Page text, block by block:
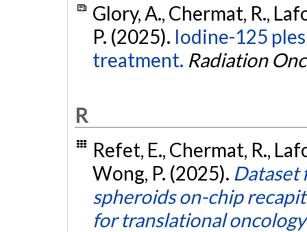
Glory, A., Chermat, R.,
P. (2025). Iodine-125
treatment. Radiation
R
Refet, E., Chermat, R.,
Wong, P. (2025). Dataset
spheroids on-chip
for translational